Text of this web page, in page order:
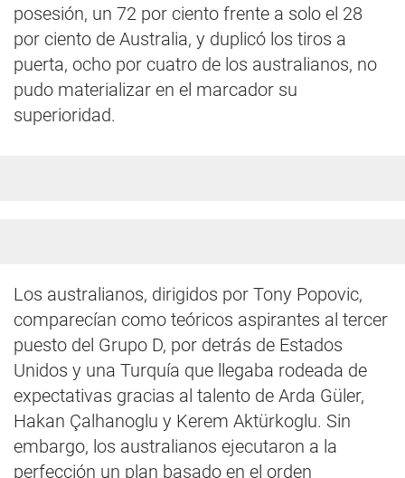
posesión, un 72 por ciento frente a solo el 28
por ciento de Australia, y duplicó los tiros a
puerta, ocho por cuatro de los australianos, no
pudo materializar en el marcador su
superioridad.
Los australianos, dirigidos por Tony Popovic,
comparecían como teóricos aspirantes al tercer
puesto del Grupo D, por detrás de Estados
Unidos y una Turquía que llegaba rodeada de
expectativas gracias al talento de Arda Güler,
Hakan Çalhanoglu y Kerem Aktürkoglu. Sin
embargo, los australianos ejecutaron a la
perfección un plan basado en el orden